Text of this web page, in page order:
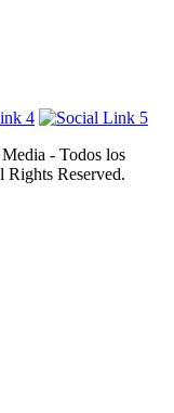
- Todos los
Rights Reserved.